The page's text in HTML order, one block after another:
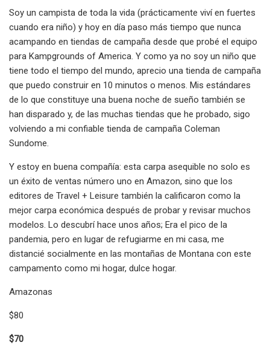
Soy un campista de toda la vida (prácticamente viví en fuertes
cuando era niño) y hoy en día paso más tiempo que nunca
acampando en tiendas de campaña desde que probé el equipo
para Kampgrounds of America. Y como ya no soy un niño que
tiene todo el tiempo del mundo, aprecio una tienda de campaña
que puedo construir en 10 minutos o menos. Mis estándares
de lo que constituye una buena noche de sueño también se
han disparado y, de las muchas tiendas que he probado, sigo
volviendo a mi confiable tienda de campaña Coleman
Sundome.
Y estoy en buena compañía: esta carpa asequible no solo es
un éxito de ventas número uno en Amazon, sino que los
editores de Travel + Leisure también la calificaron como la
mejor carpa económica después de probar y revisar muchos
modelos. Lo descubrí hace unos años; Era el pico de la
pandemia, pero en lugar de refugiarme en mi casa, me
distancié socialmente en las montañas de Montana con este
campamento como mi hogar, dulce hogar.
Amazonas
$80
$70